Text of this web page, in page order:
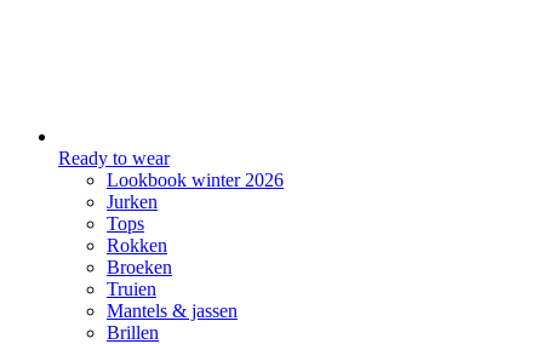
Ready to wear
Lookbook winter 2026
Jurken
Tops
Rokken
Broeken
Truien
Mantels & jassen
Brillen